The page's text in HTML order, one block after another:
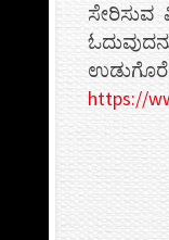
ಸೇರಿಸುವ
https://